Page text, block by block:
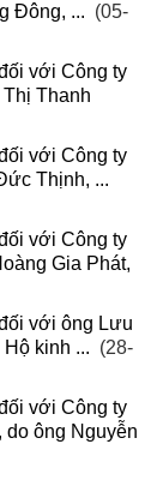
Đông, ... (05-
với Công ty
Thanh
với Công ty
Thịnh, ...
với Công ty
Gia Phát,
với ông Lưu
kinh ... (28-
với Công ty
ông Nguyễn